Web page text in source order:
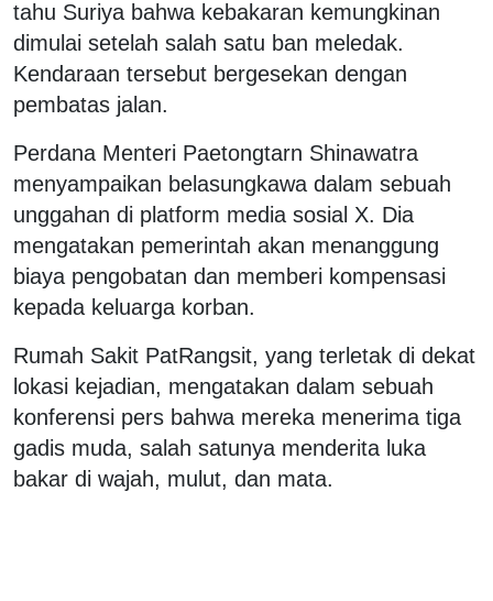
tahu Suriya bahwa kebakaran kemungkinan
dimulai setelah salah satu ban meledak.
Kendaraan tersebut bergesekan dengan
pembatas jalan.
Perdana Menteri Paetongtarn Shinawatra
menyampaikan belasungkawa dalam sebuah
unggahan di platform media sosial X. Dia
mengatakan pemerintah akan menanggung
biaya pengobatan dan memberi kompensasi
kepada keluarga korban.
Rumah Sakit PatRangsit, yang terletak di dekat
lokasi kejadian, mengatakan dalam sebuah
konferensi pers bahwa mereka menerima tiga
gadis muda, salah satunya menderita luka
bakar di wajah, mulut, dan mata.